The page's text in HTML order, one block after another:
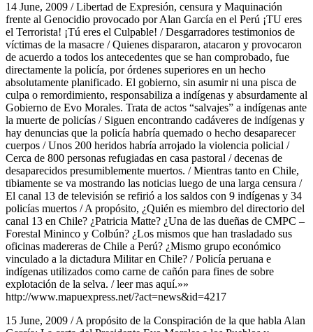
14 June, 2009 / Libertad de Expresión, censura y Maquinación
frente al Genocidio provocado por Alan García en el Perú ¡TU eres
el Terrorista! ¡Tú eres el Culpable! / Desgarradores testimonios de
víctimas de la masacre / Quienes dispararon, atacaron y provocaron
de acuerdo a todos los antecedentes que se han comprobado, fue
directamente la policía, por órdenes superiores en un hecho
absolutamente planificado. El gobierno, sin asumir ni una pisca de
culpa o remordimiento, responsabiliza a indígenas y absurdamente al
Gobierno de Evo Morales. Trata de actos “salvajes” a indígenas ante
la muerte de policías / Siguen encontrando cadáveres de indígenas y
hay denuncias que la policía habría quemado o hecho desaparecer
cuerpos / Unos 200 heridos habría arrojado la violencia policial /
Cerca de 800 personas refugiadas en casa pastoral / decenas de
desaparecidos presumiblemente muertos. / Mientras tanto en Chile,
tibiamente se va mostrando las noticias luego de una larga censura /
El canal 13 de televisión se refirió a los saldos con 9 indígenas y 34
policías muertos / A propósito, ¿Quién es miembro del directorio del
canal 13 en Chile? ¿Patricia Matte? ¿Una de las dueñas de CMPC –
Forestal Mininco y Colbún? ¿Los mismos que han trasladado sus
oficinas madereras de Chile a Perú? ¿Mismo grupo económico
vinculado a la dictadura Militar en Chile? / Policía peruana e
indígenas utilizados como carne de cañón para fines de sobre
explotación de la selva. / leer mas aquí.»»
http://www.mapuexpress.net/?act=news&id=4217
15 June, 2009 / A propósito de la Conspiración de la que habla Alan